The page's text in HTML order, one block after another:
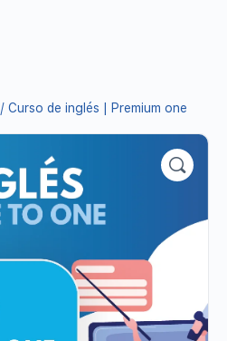
/ Curso de inglés | Premium one